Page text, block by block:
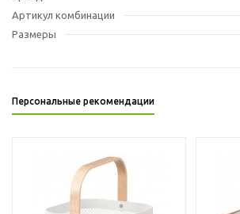
Артикул комбинации
Размеры
Персональные рекомендации